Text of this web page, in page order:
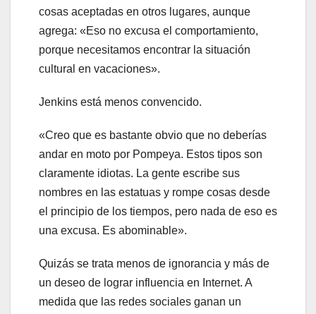
cosas aceptadas en otros lugares, aunque
agrega: «Eso no excusa el comportamiento,
porque necesitamos encontrar la situación
cultural en vacaciones».
Jenkins está menos convencido.
«Creo que es bastante obvio que no deberías
andar en moto por Pompeya. Estos tipos son
claramente idiotas. La gente escribe sus
nombres en las estatuas y rompe cosas desde
el principio de los tiempos, pero nada de eso es
una excusa. Es abominable».
Quizás se trata menos de ignorancia y más de
un deseo de lograr influencia en Internet. A
medida que las redes sociales ganan un